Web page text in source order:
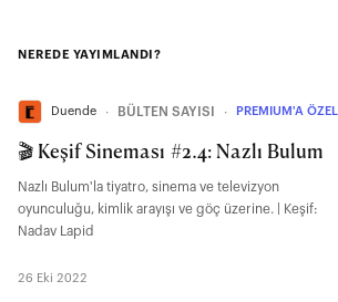
NEREDE YAYIMLANDI?
Duende ∙ BÜLTEN SAYISI ∙ PREMIUM'A ÖZEL
🎬 Keşif Sineması #2.4: Nazlı Bulum
Nazlı Bulum'la tiyatro, sinema ve televizyon
oyunculuğu, kimlik arayışı ve göç üzerine. | Keşif:
Nadav Lapid
26 Eki 2022